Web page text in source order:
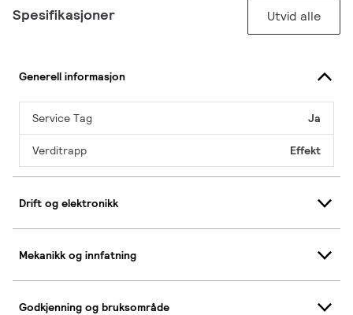
Spesifikasjoner Utvid alle
Generell informasjon
Service Tag Ja
Verditrapp Effekt
Drift og elektronikk
Mekanikk og innfatning
Godkjenning og bruksområde